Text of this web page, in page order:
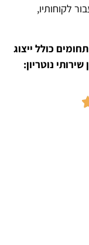
לקוחותיו,
כולל ייצוג
נוטריון: